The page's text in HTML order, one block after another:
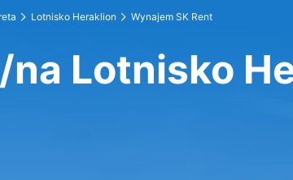
Lotnisko Heraklion Wynajem SK Rent
na Lotnisko